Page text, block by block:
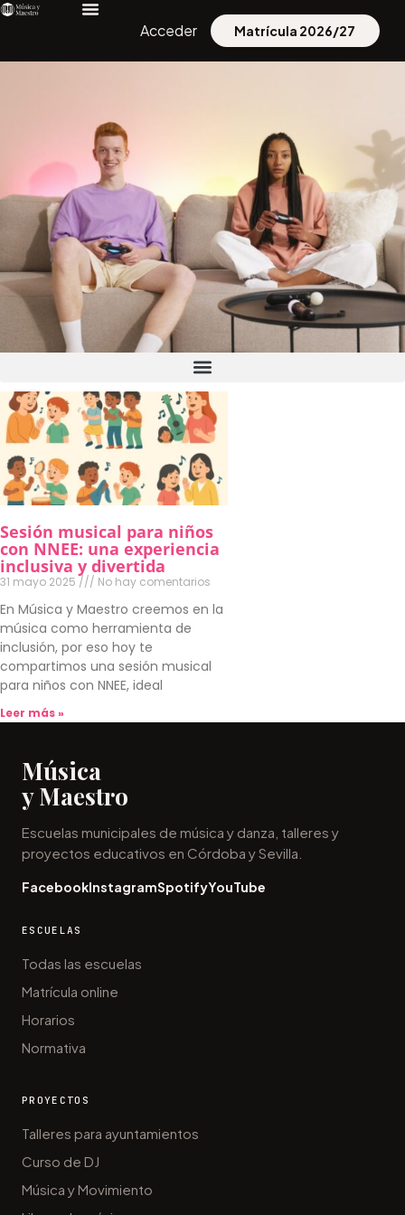
Acceder Matrícula 2026/27
Sesión musical para niños
con NNEE: una experiencia
inclusiva y divertida
31 mayo 2025 No hay comentarios
En Música y Maestro creemos en la
música como herramienta de
inclusión, por eso hoy te
compartimos una sesión musical
para niños con NNEE, ideal
Leer más »
Música
y Maestro
Escuelas municipales de música y danza, talleres y
proyectos educativos en Córdoba y Sevilla.
FacebookInstagramSpotifyYouTube
ESCUELAS
Todas las escuelas
Matrícula online
Horarios
Normativa
PROYECTOS
Talleres para ayuntamientos
Curso de DJ
Música y Movimiento